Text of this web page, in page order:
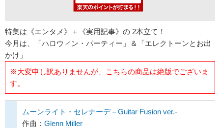
特集は《エンタメ》＋《実用記事》の 2本立て！
今月は、「ハロウィン・パーティー」＆「エレクトーンとお出
かけ」
※大変申し訳ありませんが、こちらの商品は絶版でございま
す。
ムーンライト・セレナーデ－Guitar Fusion ver.-
作曲： Glenn Miller